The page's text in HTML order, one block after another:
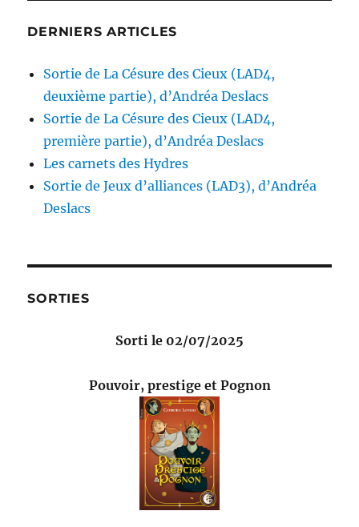
DERNIERS ARTICLES
Sortie de La Césure des Cieux (LAD4,
deuxième partie), d’Andréa Deslacs
Sortie de La Césure des Cieux (LAD4,
première partie), d’Andréa Deslacs
Les carnets des Hydres
Sortie de Jeux d’alliances (LAD3), d’Andréa
Deslacs
SORTIES
Sorti le 02/07/2025
Pouvoir, prestige et Pognon